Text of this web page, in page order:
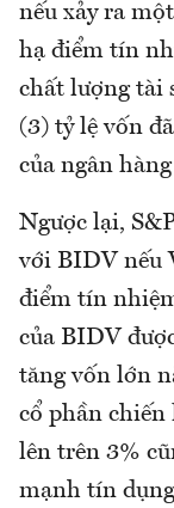
nếu xảy ra
hạ điểm tín
chất lượng tài
(3) tỷ lệ vốn
của ngân
Ngược lại,
với BIDV nếu
điểm tín
của BIDV
tăng vốn lớn
cổ phần chiến
lên trên 3%
mạnh tín